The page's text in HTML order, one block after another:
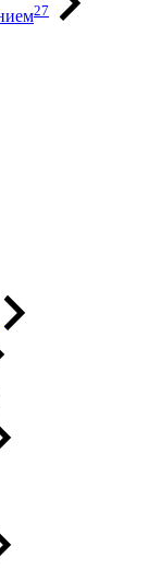
27